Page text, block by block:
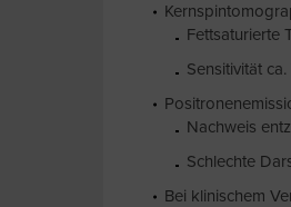
Fettsaturierte
Sensitivität
Nachweis
Schlechte
Bei klinischem